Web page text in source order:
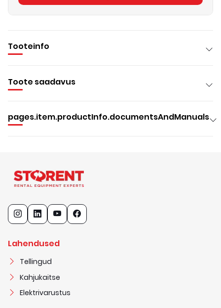
Tooteinfo
Toote saadavus
pages.item.productInfo.documentsAndManuals
Lahendused
Tellingud
Kahjukaitse
Elektrivarustus